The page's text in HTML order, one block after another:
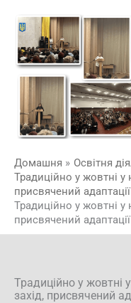
вмісту
Домашня
Освітня
Традиційно у жовтні у
присвячений
Традиційно у жовтні у
присвячений
Традиційно у жовтні
захід, присвячений